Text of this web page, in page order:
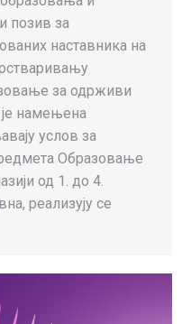
позив за
наставника на
за одрживи
је намењена
услов за
Образовање
од 1. до 4.
реализују се